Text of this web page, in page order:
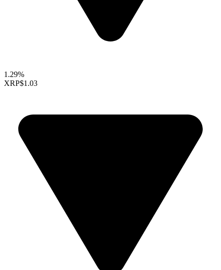
1.29%
XRP$1.03